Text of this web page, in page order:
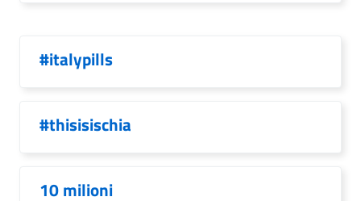
#italypills
#thisisischia
10 milioni